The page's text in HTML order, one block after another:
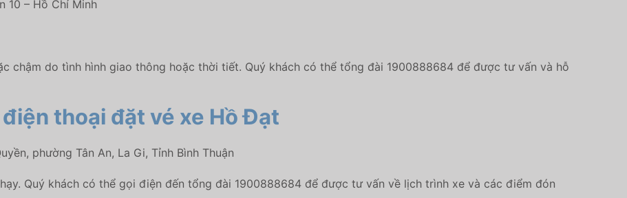
10 – Hồ Chí Minh
chậm do tình hình giao thông hoặc thời tiết. Quý khách có thể tổng đài 1900888684 để được tư vấn và hỗ
thoại đặt vé xe Hồ Đạt
phường Tân An, La Gi, Tỉnh Bình Thuận
Quý khách có thể gọi điện đến tổng đài 1900888684 để được tư vấn về lịch trình xe và các điểm đón